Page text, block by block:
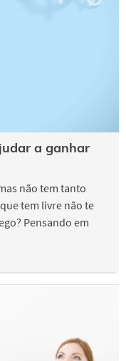
a ganhar
não tem tanto
tem livre não te
Pensando em